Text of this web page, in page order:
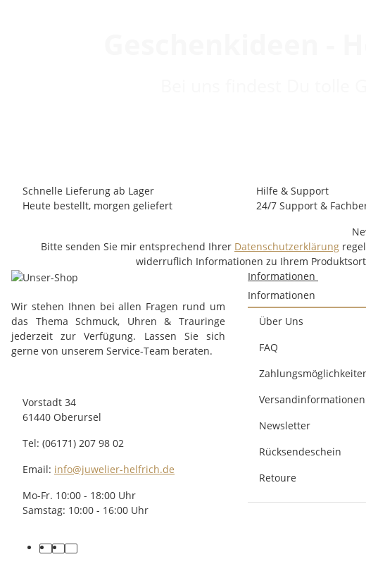
Schnelle Lieferung ab Lager
Heute bestellt, morgen geliefert
Hilfe & Support
24/7 Support &
Bitte senden Sie mir entsprechend Ihrer Datenschutzerklärung
widerruflich Informationen zu Ihrem
Wir stehen Ihnen bei allen Fragen rund um
das Thema Schmuck, Uhren & Trauringe
jederzeit zur Verfügung. Lassen Sie sich
gerne von unserem Service-Team beraten.
Vorstadt 34
61440 Oberursel
Tel: (06171) 207 98 02
Email: info@juwelier-helfrich.de
Mo-Fr. 10:00 - 18:00 Uhr
Samstag: 10:00 - 16:00 Uhr
Informationen
Informationen
Über Uns
FAQ
Versandinformationen
Newsletter
Rücksendeschein
Retoure